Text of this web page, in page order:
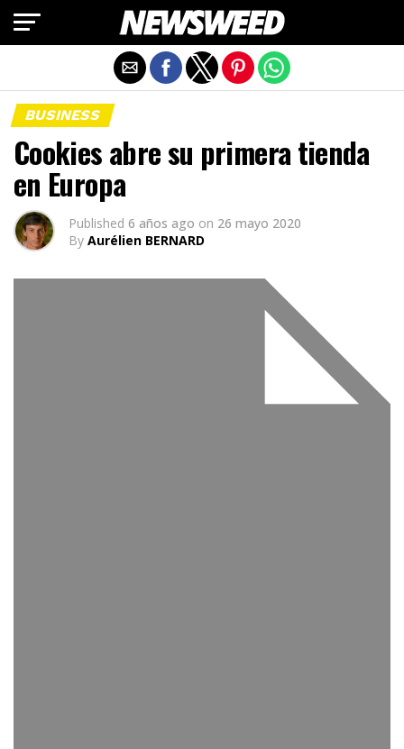
BUSINESS
Cookies abre su primera tienda
en Europa
Published 6 años ago on 26 mayo 2020
By Aurélien BERNARD
Salir de la versión móvil